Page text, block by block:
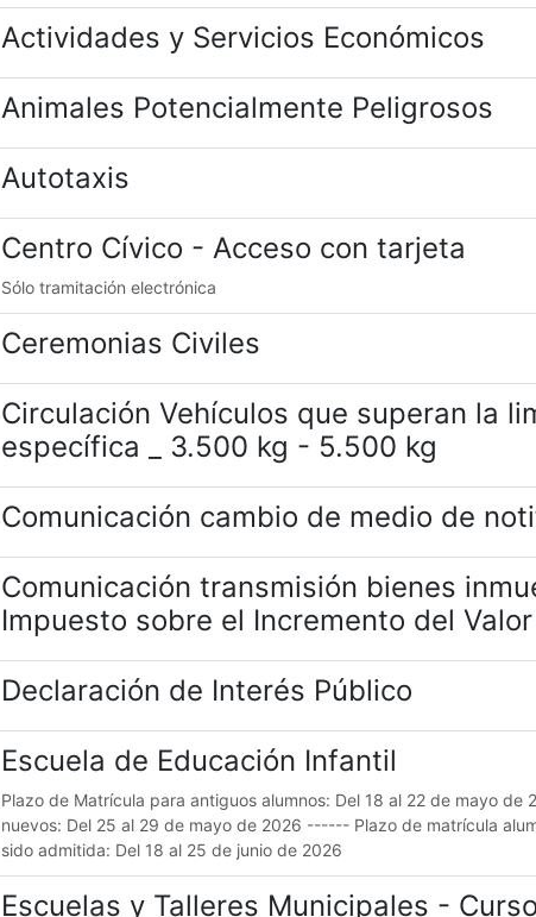
Actividades y Servicios Económicos
Animales Potencialmente Peligrosos
Autotaxis
Centro Cívico - Acceso con tarjeta
Sólo tramitación electrónica
Ceremonias Civiles
Circulación Vehículos que superan la
específica _ 3.500 kg - 5.500 kg
Comunicación cambio de medio de
Comunicación transmisión bienes
Impuesto sobre el Incremento del
Declaración de Interés Público
Escuela de Educación Infantil
Plazo de Matrícula para antiguos alumnos: Del 18 al 22 de mayo
nuevos: Del 25 al 29 de mayo de 2026 ------ Plazo de matrícula
sido admitida: Del 18 al 25 de junio de 2026
Escuelas y Talleres Municipales -